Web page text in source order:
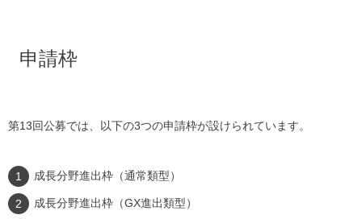
申請枠
第13回公募では、以下の3つの申請枠が設けられています。
成長分野進出枠（通常類型）
成長分野進出枠（GX進出類型）